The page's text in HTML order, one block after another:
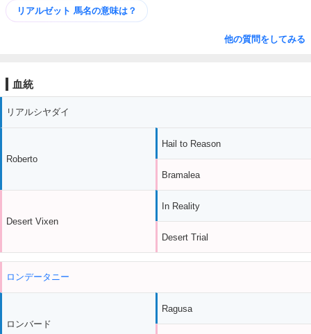
リアルゼット 馬名の意味は？
他の質問をしてみる
血統
リアルシヤダイ
Roberto
Desert Vixen
Hail to Reason
Bramalea
In Reality
Desert Trial
ロンデータニー
ロンバード
Ragusa